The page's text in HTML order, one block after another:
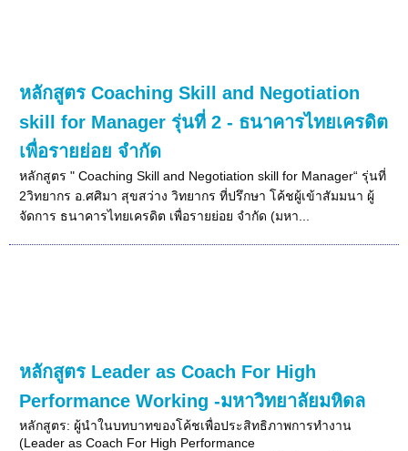
หลักสูตร Coaching Skill and Negotiation
skill for Manager รุ่นที่ 2 - ธนาคารไทยเครดิต
เพื่อรายย่อย จำกัด
หลักสูตร " Coaching Skill and Negotiation skill for Manager“ รุ่นที่
2วิทยากร อ.ศศิมา สุขสว่าง วิทยากร ที่ปรึกษา โค้ชผู้เข้าสัมมนา ผู้
จัดการ ธนาคารไทยเครดิต เพื่อรายย่อย จำกัด (มหา...
หลักสูตร Leader as Coach For High
Performance Working -มหาวิทยาลัยมหิดล
หลักสูตร: ผู้นำในบทบาทของโค้ชเพื่อประสิทธิภาพการทำงาน
(Leader as Coach For High Performance